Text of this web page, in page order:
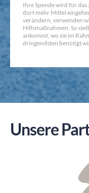
Ihre Spende wird für
dort mehr Mittel
verändern, verwenden
Hilfsmaßnahmen. So
ankommt, wo sie im
dringendsten benötigt
Unsere